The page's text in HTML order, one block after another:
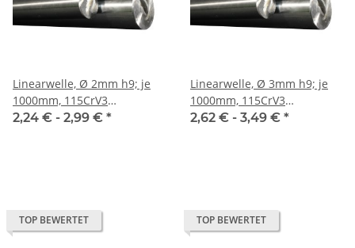
Linearwelle, Ø 2mm h9; je
1000mm, 115CrV3
geschliffen und poliert
2,24 € - 2,99 € *
Linearwelle, Ø 3mm h9; je
1000mm, 115CrV3
geschliffen und poliert
2,62 € - 3,49 € *
TOP BEWERTET TOP BEWERTET